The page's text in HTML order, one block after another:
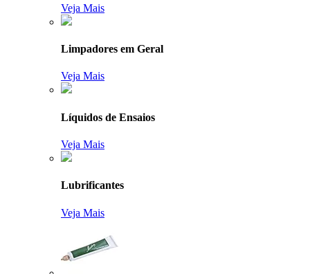
Veja Mais
Limpadores em Geral
Veja Mais
Líquidos de Ensaios
Veja Mais
Lubrificantes
Veja Mais